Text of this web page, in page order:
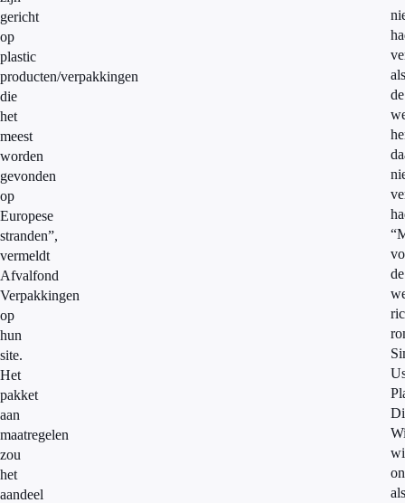
gericht
op
plastic
producten/verpakkingen
die
het
meest
worden
gevonden
op
Europese
stranden”,
vermeldt
Afvalfond
Verpakkingen
op
hun
site.
Het
pakket
aan
maatregelen
zou
het
aandeel
als
de
de
als